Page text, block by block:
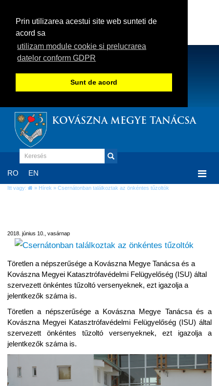
Prin utilizarea acestui site web sunteti de
acord sa
utilizam module cookie si prelucrarea
datelor conform GDPR
Sunt de acord
KOVÁSZNA MEGYE TANÁCSA
RO EN
Itt vagy: » Hírek » Csernátonban találkoztak az önkéntes tűzoltók
2018. június 10., vasárnap
Töretlen a népszerűsége a Kovászna Megye Tanácsa és a
Kovászna Megyei Katasztrófavédelmi Felügyelőség (ISU) által
szervezett önkéntes tűzoltó versenyeknek, ezt igazolja a
jelentkezők száma is.
Töretlen a népszerűsége a Kovászna Megye Tanácsa és a
Kovászna Megyei Katasztrófavédelmi Felügyelőség (ISU) által
szervezett önkéntes tűzoltó versenyeknek, ezt igazolja a
jelentkezők száma is.